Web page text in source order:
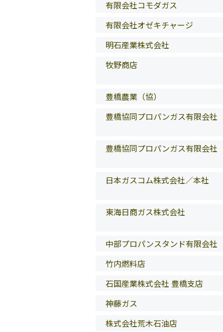
有限会社コモダガス
有限会社オゼキチャージ
明石産業株式会社
牧野商店
豊橋農業（協）
豊橋協同プロパンガス有限会社
豊橋協同プロパンガス有限会社
日本ガスコム株式会社／本社
東海日商ガス株式会社
中部プロパンスタンド有限会社
竹内燃料店
石国産業株式会社 豊橋支店
神藤ガス
株式会社荒木石油店